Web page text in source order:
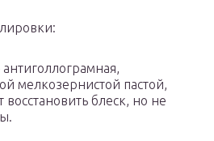
мелкозернистой пастой,
восстановить блеск, но не